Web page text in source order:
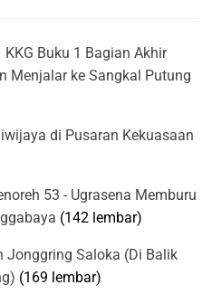
Buku 1 Bagian Akhir
Menjalar ke Sangkal Putung
di Pusaran Kekuasaan
53 - Ugrasena Memburu
(142 lembar)
Jonggring Saloka (Di Balik
(169 lembar)